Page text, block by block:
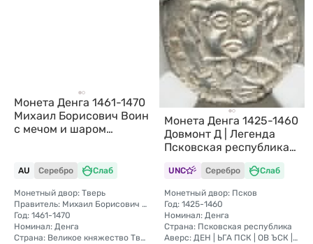
Монета Денга 1461-1470
Михаил Борисович Воин
с мечом и шаром
AU Серебро Слаб
Монетный двор: Тверь
Правитель: Михаил Борисович (1461—1485)
Год: 1461-1470
Номинал: Денга
Страна: Великое княжество Тверское
Монета Денга 1425-1460
Довмонт Д | Легенда
Псковская республика
Псков слаб ННР MS 61
UNC Серебро Слаб
Монетный двор: Псков
Год: 1425-1460
Номинал: Денга
Страна: Псковская республика
Аверс: ДЕН | ЬГА ПСК | ОВ ЪСК | AIА